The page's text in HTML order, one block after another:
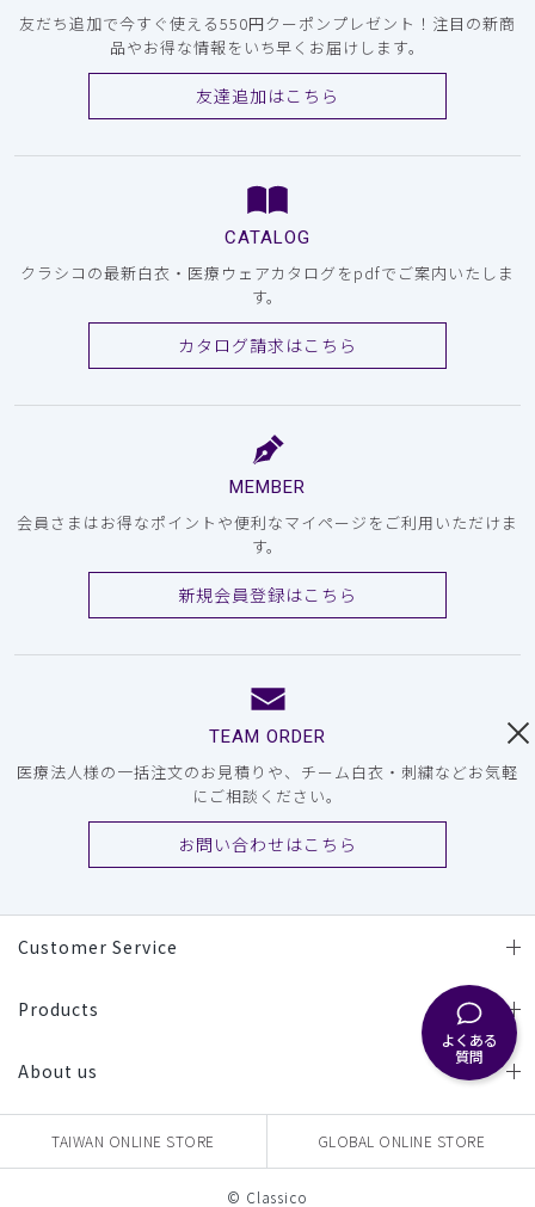
よくある
質問
友だち追加で今すぐ使える550円クーポンプレゼント！注目の新商
品やお得な情報をいち早くお届けします。
友達追加はこちら
CATALOG
クラシコの最新白衣・医療ウェアカタログをpdfでご案内いたしま
す。
カタログ請求はこちら
MEMBER
会員さまはお得なポイントや便利なマイページをご利用いただけま
す。
新規会員登録はこちら
TEAM ORDER
医療法人様の一括注文のお見積りや、チーム白衣・刺繍などお気軽
にご相談ください。
お問い合わせはこちら
Customer Service
Products
About us
TAIWAN ONLINE STORE GLOBAL ONLINE STORE
© Classico